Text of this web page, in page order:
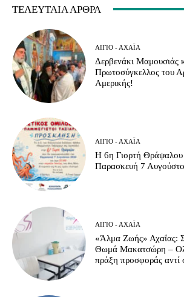
ΤΕΛΕΥΤΑΊΑ ΆΡΘΡΑ
ΑΊΓΙΟ - ΑΧΑΪ́Α
Δερβενάκι Μαμουσιάς
Πρωτοσύγκελλος του
Αμερικής!
ΑΊΓΙΟ - ΑΧΑΪ́Α
Η 6η Γιορτή Θράψαλου
Παρασκευή 7
ΑΊΓΙΟ - ΑΧΑΪ́Α
«Άλμα Ζωής» Αχαΐας:
Θωμά Μακατσώρη –
πράξη προσφοράς αντί